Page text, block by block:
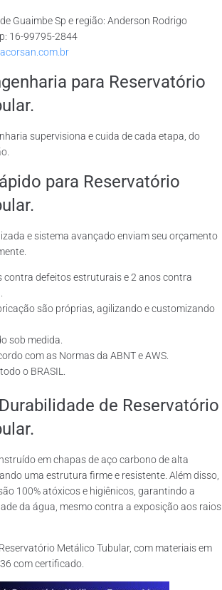
Guaimbe Sp e região: Anderson Rodrigo
16-99795-2844
para Reservatório
supervisiona e cuida de cada etapa, do
para Reservatório
e sistema avançado enviam seu orçamento
contra defeitos estruturais e 2 anos contra
são próprias, agilizando e customizando
sob medida.
com as Normas da ABNT e AWS.
o BRASIL.
de Reservatório
em chapas de aço carbono de alta
uma estrutura firme e resistente. Além disso,
100% atóxicos e higiênicos, garantindo a
da água, mesmo contra a exposição aos raios
Metálico Tubular, com materiais em
com certificado.